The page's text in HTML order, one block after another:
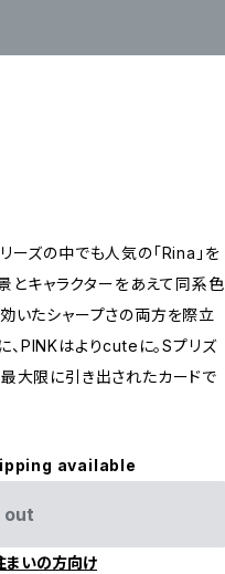
ズの中でも人気の「Rina」を
とキャラクターをあえて同系色
いたシャープさの両方を際立
、PINKはよりcuteに。Sプリズ
大限に引き出されたカードで
available
out
まいの方向け